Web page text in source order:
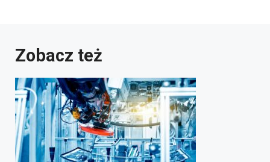
Zobacz też